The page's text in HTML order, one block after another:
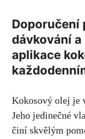
Doporučení
dávkování
aplikace
Kokosový ‌olej ⁣je
Jeho jedinečné
činí skvělým